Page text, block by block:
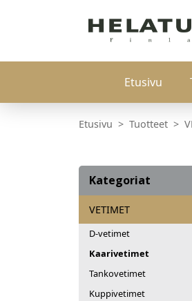
Etusivu
Etusivu Tuotteet
Kategoriat
VETIMET
D-vetimet
Kaarivetimet
Tankovetimet
Kuppivetimet